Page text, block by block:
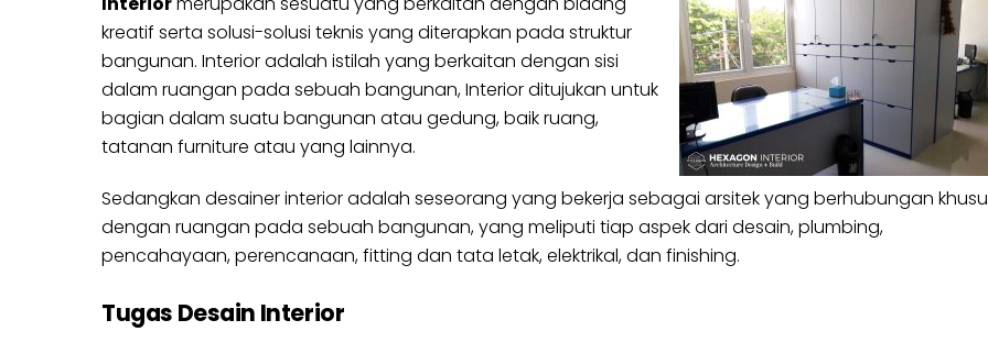
kreatif serta solusi-solusi teknis yang diterapkan pada struktur
bangunan. Interior adalah istilah yang berkaitan dengan sisi
dalam ruangan pada sebuah bangunan, Interior ditujukan untuk
bagian dalam suatu bangunan atau gedung, baik ruang,
tatanan furniture atau yang lainnya.
Sedangkan desainer interior adalah seseorang yang bekerja sebagai arsitek yang berhubungan
dengan ruangan pada sebuah bangunan, yang meliputi tiap aspek dari desain, plumbing,
pencahayaan, perencanaan, fitting dan tata letak, elektrikal, dan finishing.
Tugas Desain Interior